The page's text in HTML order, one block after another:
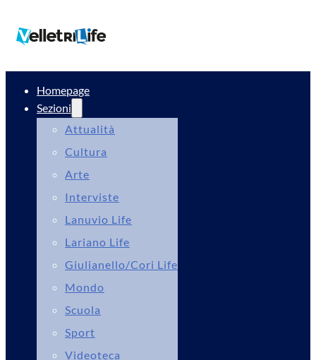
Homepage
Sezioni
Attualità
Cultura
Arte
Interviste
Lanuvio Life
Lariano Life
Giulianello/Cori Life
Mondo
Scuola
Sport
Videoteca